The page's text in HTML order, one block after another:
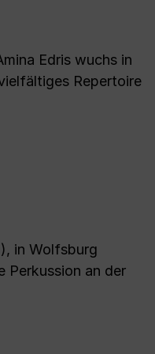
Edris wuchs in
Repertoire
in Wolfsburg
Perkussion an der